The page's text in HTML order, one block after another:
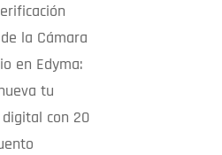
la Cámara
en Edyma:
tu
con 20